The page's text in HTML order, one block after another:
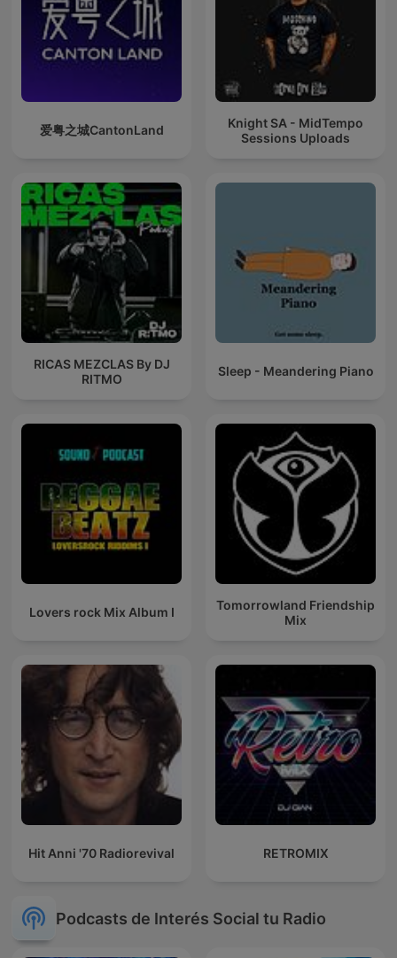
爱粤之城CantonLand
Knight SA - MidTempo
Sessions Uploads
RICAS MEZCLAS By DJ
RITMO
Sleep - Meandering Piano
Lovers rock Mix Album I
Tomorrowland Friendship
Mix
Hit Anni '70 Radiorevival RETROMIX
Podcasts de Interés Social tu Radio